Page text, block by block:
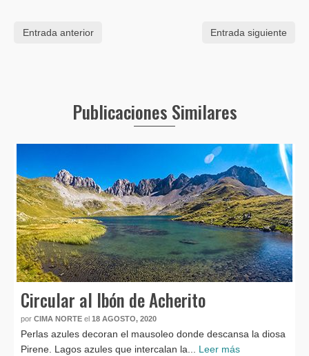
Entrada anterior Entrada siguiente
Publicaciones Similares
Circular al Ibón de Acherito
por CIMA NORTE el 18 AGOSTO, 2020
Perlas azules decoran el mausoleo donde descansa la diosa
Pirene. Lagos azules que intercalan la... Leer más